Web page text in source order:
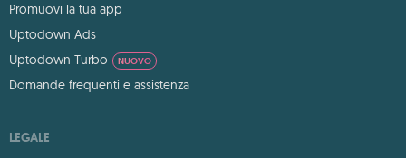
Promuovi la tua app
Uptodown Ads
Uptodown Turbo
NUOVO
Domande frequenti e assistenza
LEGALE